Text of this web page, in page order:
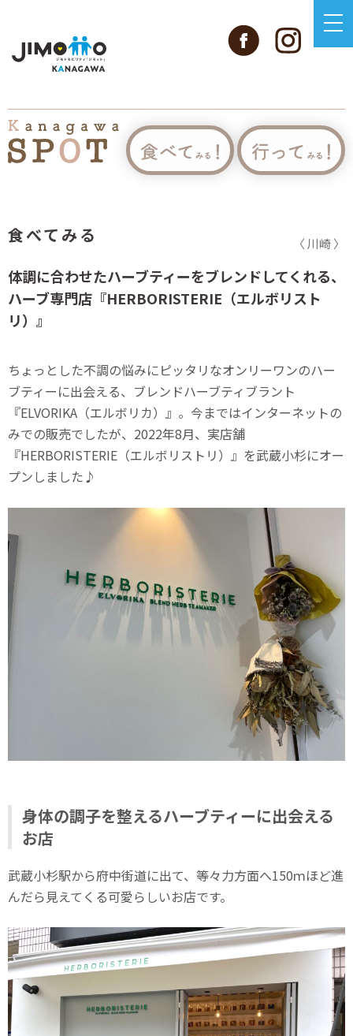
食べてみる 〈 川崎 〉
体調に合わせたハーブティーをブレンドしてくれる、
ハーブ専門店『HERBORISTERIE（エルボリスト
リ）』
ちょっとした不調の悩みにピッタリなオンリーワンのハー
ブティーに出会える、ブレンドハーブティブラント
『ELVORIKA（エルボリカ）』。今まではインターネットの
みでの販売でしたが、2022年8月、実店舗
『HERBORISTERIE（エルボリストリ）』を武蔵小杉にオー
プンしました♪
身体の調子を整えるハーブティーに出会える
お店
武蔵小杉駅から府中街道に出て、等々力方面へ150ｍほど進
んだら見えてくる可愛らしいお店です。